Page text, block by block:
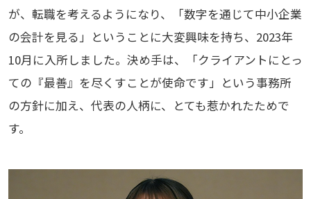
が、転職を考えるようになり、「数字を通じて中小企業
の会計を見る」ということに大変興味を持ち、2023年
10月に入所しました。決め手は、「クライアントにとっ
ての『最善』を尽くすことが使命です」という事務所
の方針に加え、代表の人柄に、とても惹かれたためで
す。